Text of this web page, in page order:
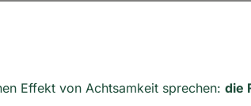
Effekt von Achtsamkeit sprechen: die